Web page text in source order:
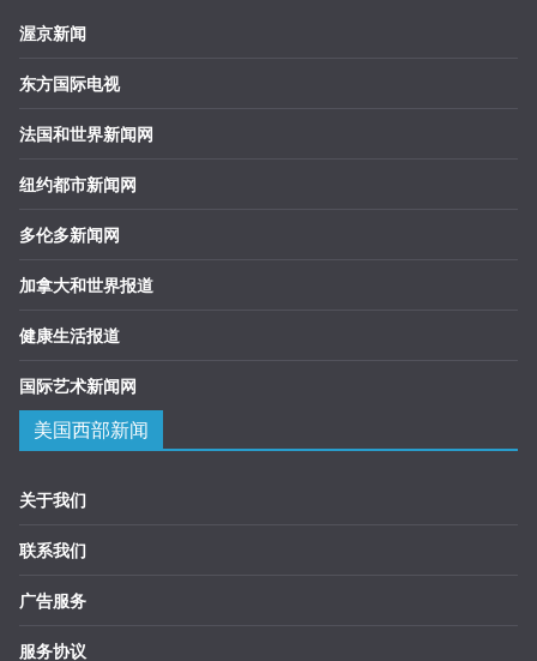
渥京新闻
东方国际电视
法国和世界新闻网
纽约都市新闻网
多伦多新闻网
加拿大和世界报道
健康生活报道
国际艺术新闻网
美国西部新闻
关于我们
联系我们
广告服务
服务协议